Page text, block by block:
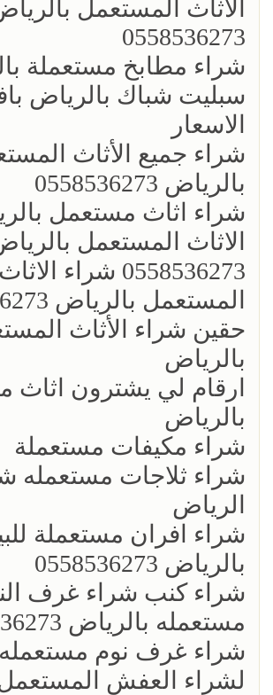
الاثاث المستعمل
0558536273
شراء مطابخ مستعملة
سبليت شباك بالرياض
الاسعار
شراء جميع الأثاث
بالرياض 0558536273
شراء اثاث مستعمل
الاثاث المستعمل
0558536273 شراء الاثاث
المستعمل بالرياض 0َ558536273
حقين شراء الأثاث
بالرياض
ارقام لي يشترون اثاث
بالرياض
شراء مكيفات مستعملة
شراء ثلاجات مستعمله
الرياض
شراء افران مستعملة
بالرياض 0558536273
شراء كنب شراء غرف
مستعمله بالرياض 0558536273
شراء غرف نوم مستعمله
لشراء العفش